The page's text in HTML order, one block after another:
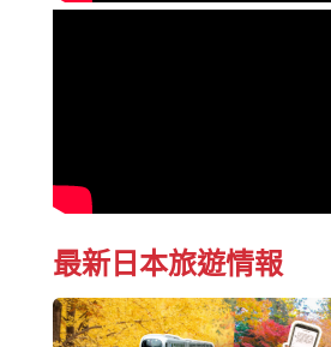
最新日本旅遊情報